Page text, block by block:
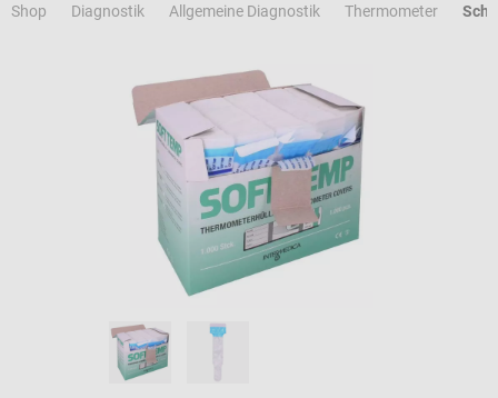
Shop Diagnostik Allgemeine Diagnostik Thermometer